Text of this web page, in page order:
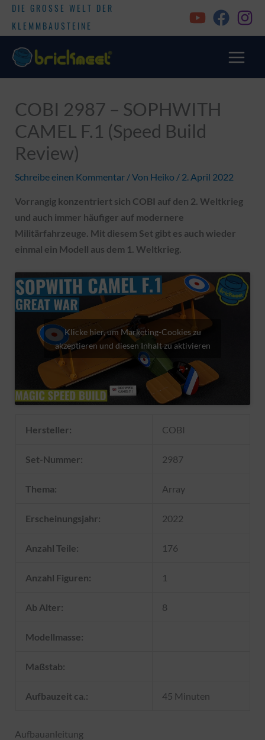
DIE GROSSE WELT DER
KLEMMBAUSTEINE
COBI 2987 – SOPHWITH
CAMEL F.1 (Speed Build
Review)
Schreibe einen Kommentar / Von Heiko / 2. April 2022
Vorrangig konzentriert sich COBI auf den 2. Weltkrieg
und auch immer häufiger auf modernere
Militärfahrzeuge. Mit diesem Set gibt es auch wieder
einmal ein Modell aus dem 1. Weltkrieg.
Klicke hier, um Marketing-Cookies zu
akzeptieren und diesen Inhalt zu aktivieren
Hersteller: COBI
Set-Nummer: 2987
Thema: Array
Erscheinungsjahr: 2022
Anzahl Teile: 176
Anzahl Figuren: 1
Ab Alter: 8
Modellmasse:
Maßstab:
Aufbauzeit ca.: 45 Minuten
Aufbauanleitung